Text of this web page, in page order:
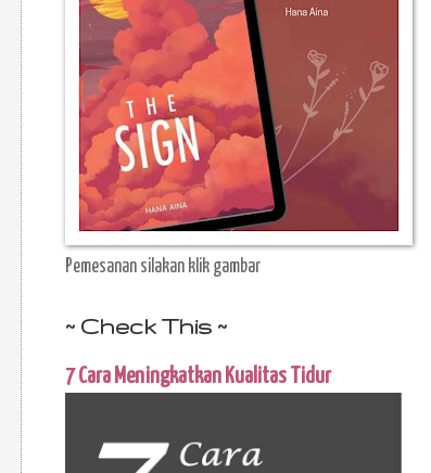
Pemesanan silakan klik gambar
~ Check This ~
7 Cara Meningkatkan Kualitas Tidur